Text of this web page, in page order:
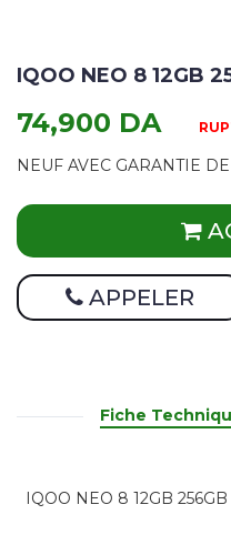
IQOO NEO 8 12GB
74,900 DA
NEUF AVEC GARANTIE
APPELER
Fiche
IQOO NEO 8 12GB 256GB